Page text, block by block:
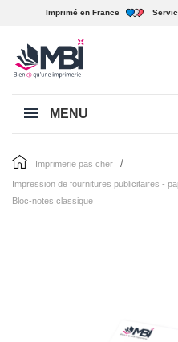
Imprimé en France
MENU
imprimerie pas cher
impression de fournitures publicitaires -
bloc-notes classique